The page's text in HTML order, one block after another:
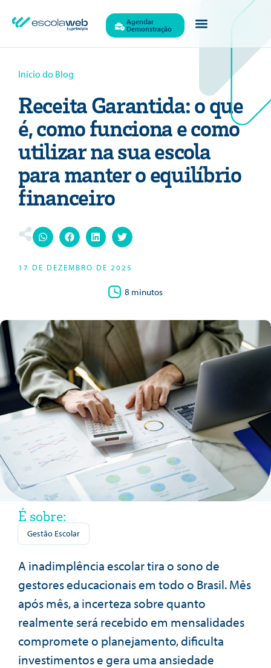
Agendar
Demonstração
Início do Blog
Receita Garantida: o que
é, como funciona e como
utilizar na sua escola
para manter o equilíbrio
financeiro
17 DE DEZEMBRO DE 2025
8 minutos
É sobre:
Gestão Escolar
A inadimplência escolar tira o sono de
gestores educacionais em todo o Brasil. Mês
após mês, a incerteza sobre quanto
realmente será recebido em mensalidades
compromete o planejamento, dificulta
investimentos e gera uma ansiedade